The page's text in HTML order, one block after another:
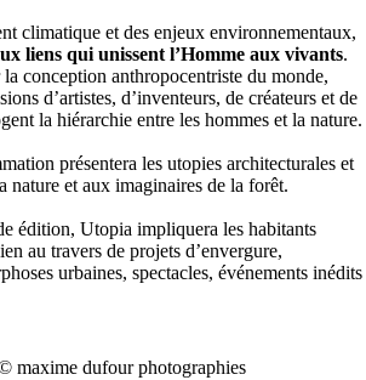
climatique et des enjeux environnementaux,
liens qui unissent l’Homme aux vivants.
conception anthropocentriste du monde,
d’artistes, d’inventeurs, de créateurs et de
la hiérarchie entre les hommes et la nature.
présentera les utopies architecturales et
nature et aux imaginaires de la forêt.
édition, Utopia impliquera les habitants
au travers de projets d’envergure,
urbaines, spectacles, événements inédits
maxime dufour photographies